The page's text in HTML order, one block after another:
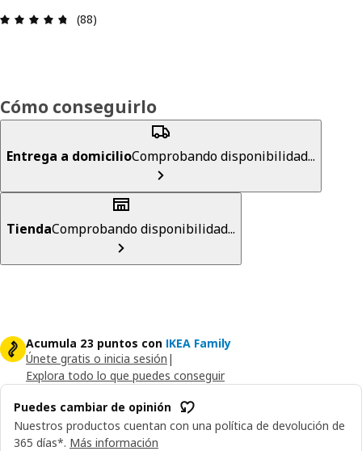
Reseña: 4.7 de 5 estrellas. Revisiones totales: 88
(88)
Cómo conseguirlo
Entrega a domicilioComprobando disponibilidad...
TiendaComprobando disponibilidad...
Acumula 23 puntos con IKEA Family
Únete gratis o inicia sesión |
Explora todo lo que puedes conseguir
Puedes cambiar de opinión
Nuestros productos cuentan con una política de devolución de
365 días*. Más información